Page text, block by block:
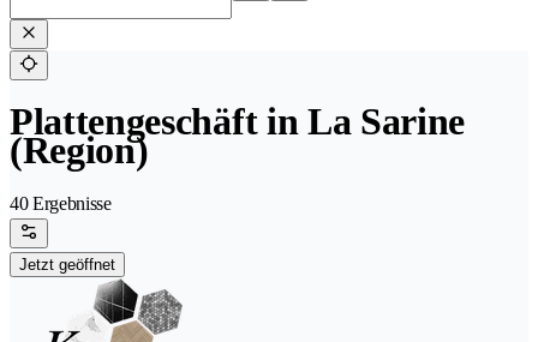
Plattengeschäft in La Sarine
(Region)
40 Ergebnisse
Jetzt geöffnet